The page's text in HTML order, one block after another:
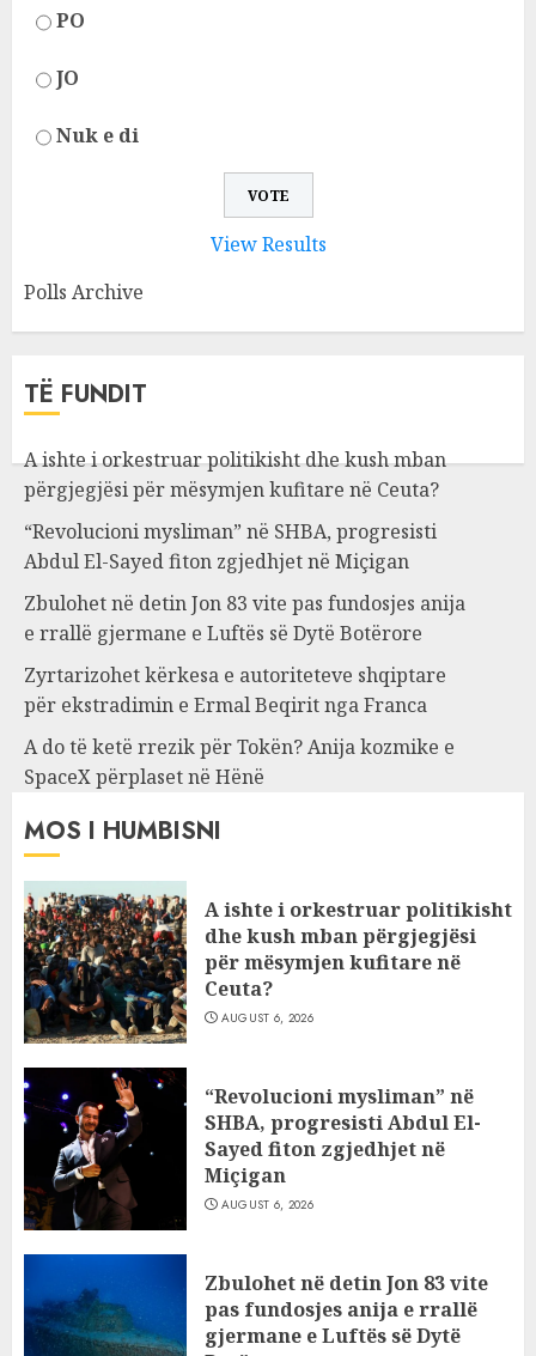
PO
JO
Nuk e di
View Results
Polls Archive
TË FUNDIT
A ishte i orkestruar politikisht dhe kush mban
përgjegjësi për mësymjen kufitare në Ceuta?
“Revolucioni mysliman” në SHBA, progresisti
Abdul El-Sayed fiton zgjedhjet në Miçigan
Zbulohet në detin Jon 83 vite pas fundosjes anija
e rrallë gjermane e Luftës së Dytë Botërore
Zyrtarizohet kërkesa e autoriteteve shqiptare
për ekstradimin e Ermal Beqirit nga Franca
A do të ketë rrezik për Tokën? Anija kozmike e
SpaceX përplaset në Hënë
MOS I HUMBISNI
A ishte i orkestruar politikisht
dhe kush mban përgjegjësi
për mësymjen kufitare në
Ceuta?
AUGUST 6, 2026
“Revolucioni mysliman” në
SHBA, progresisti Abdul El-
Sayed fiton zgjedhjet në
Miçigan
AUGUST 6, 2026
Zbulohet në detin Jon 83 vite
pas fundosjes anija e rrallë
gjermane e Luftës së Dytë